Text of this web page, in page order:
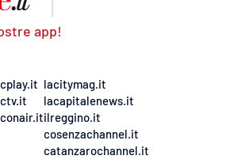
app!
lacitymag.it
lacapitalenews.it
ilreggino.it
cosenzachannel.it
catanzarochannel.it